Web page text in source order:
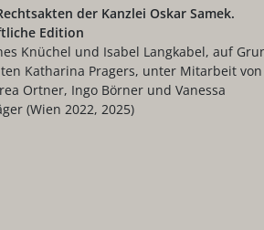
der Kanzlei Oskar Samek.
Edition
Knüchel und Isabel Langkabel, auf
Katharina Pragers, unter Mitarbeit von
Ortner, Ingo Börner und Vanessa
(Wien 2022, 2025)